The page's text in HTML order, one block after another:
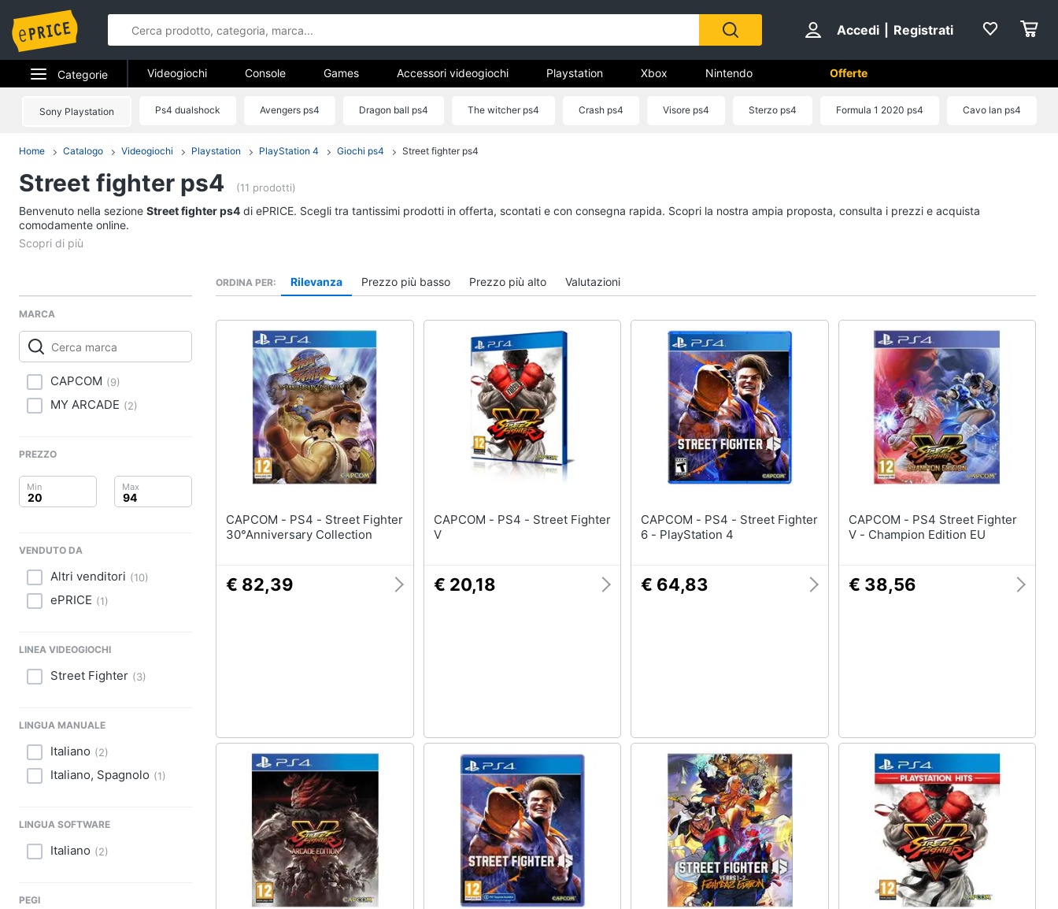
Accedi Registrati
Categorie
Elettrodomestici
Telefonia
Tv e Home Cinema
Smart home
Clima
Arredo
Fotografia
Abbigliamento
Animali
Motori
Festività e ricorrenze
Videogiochi
Console
Vedi tutti
Games
Vedi tutti Vedi tutti
Xbox
Xbox series x
Xbox one
Console Xbox One
Giochi xbox one
Vedi tutti
Nintendo switch
Console Nintendo Switch
Nintendo Switch 2
Giochi nintendo switch
Pc e mondo gaming
Pc Portatile Gaming
Pc Desktop gaming
Videogiochi Console Games Accessori videogiochi Playstation Xbox Nintendo Offerte
Sony Playstation Ps4 dualshock Avengers ps4 Dragon ball ps4 The witcher ps4 Crash ps4 Visore ps4 Sterzo ps4 Formula 1 2020 ps4 Cavo lan ps4
Home Catalogo Videogiochi Playstation PlayStation 4 Giochi ps4 Street fighter ps4
Street fighter ps4 (11 prodotti)
Benvenuto nella sezione Street fighter ps4 di ePRICE. Scegli tra tantissimi prodotti in offerta, scontati e con consegna rapida. Scopri la nostra ampia proposta, consulta i prezzi e acquista
comodamente online.
MARCA
CAPCOM (9)
MY ARCADE (2)
PREZZO
VENDUTO DA
Altri venditori (10)
ePRICE (1)
LINEA VIDEOGIOCHI
Street Fighter (3)
LINGUA MANUALE
Italiano (2)
Italiano, Spagnolo (1)
LINGUA SOFTWARE
Italiano (2)
PEGI
ORDINA PER Rilevanza Prezzo più basso Prezzo più alto Valutazioni
CAPCOM - PS4 - Street Fighter
30°Anniversary Collection
€ 82,39
CAPCOM - PS4 - Street Fighter
V
€ 20,18
CAPCOM - PS4 - Street Fighter
6 - PlayStation 4
€ 64,83
CAPCOM - PS4 Street Fighter
V - Champion Edition EU
€ 38,56